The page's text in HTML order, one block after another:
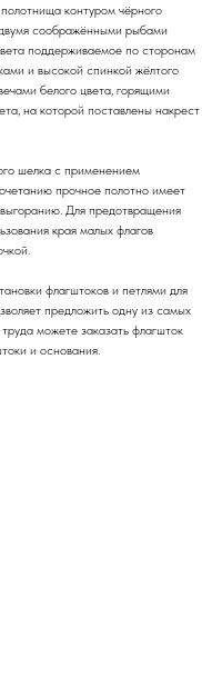
контуром чёрного
соображёнными рыбами
поддерживаемое по сторонам
и высокой спинкой жёлтого
белого цвета, горящими
на которой поставлены накрест
шелка с применением
прочное полотно имеет
Для предотвращения
края малых флагов
флагштоков и петлями для
предложить одну из самых
можете заказать флагшток
и основания.